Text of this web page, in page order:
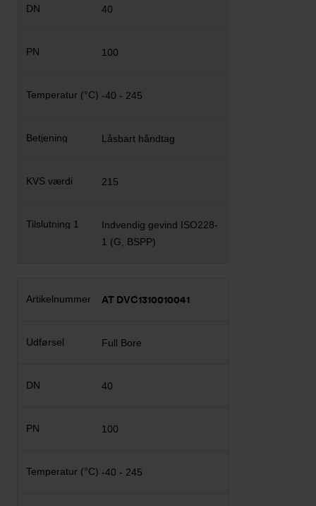
40
100
-40 - 245
Låsbart håndtag
215
Indvendig gevind ISO228-
1 (G, BSPP)
AT DVC1310010041
Full Bore
40
100
-40 - 245